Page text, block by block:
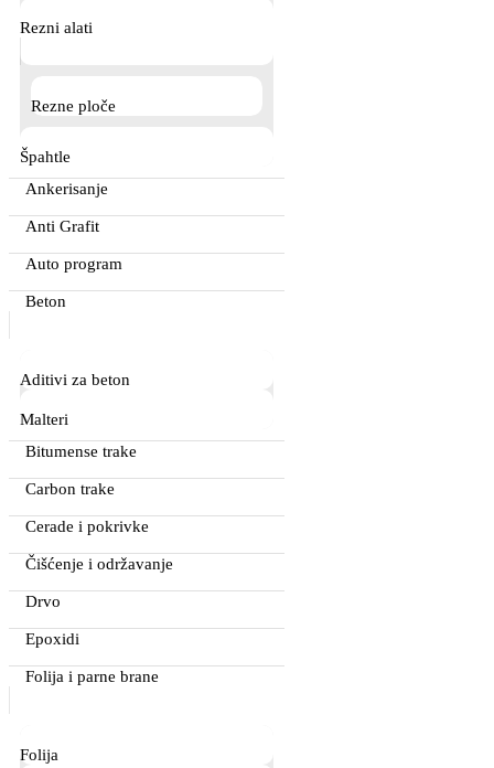
Rezni alati
Rezne ploče
Špahtle
Ankerisanje
Anti Grafit
Auto program
Beton
Aditivi za beton
Malteri
Bitumense trake
Carbon trake
Cerade i pokrivke
Čišćenje i održavanje
Drvo
Epoxidi
Folija i parne brane
Folija